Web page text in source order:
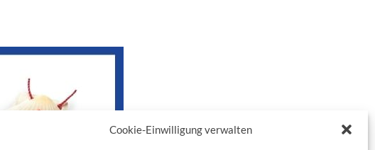
Cookie-Einwilligung verwalten